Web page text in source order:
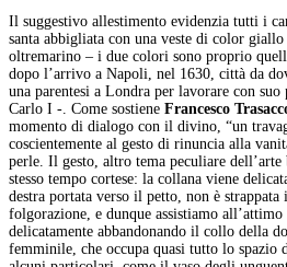
Il suggestivo allestimento evidenzia tutti i
santa abbigliata con una veste di color
oltremarino – i due colori sono proprio
dopo l’arrivo a Napoli, nel 1630, città da
una parentesi a Londra per lavorare con
Carlo I -. Come sostiene Francesco
momento di dialogo con il divino, “un
coscientemente al gesto di rinuncia alla
perle. Il gesto, altro tema peculiare dell’arte
stesso tempo cortese: la collana viene
destra portata verso il petto, non è
folgorazione, e dunque assistiamo
delicatamente abbandonando il collo della
femminile, che occupa quasi tutto lo spazio